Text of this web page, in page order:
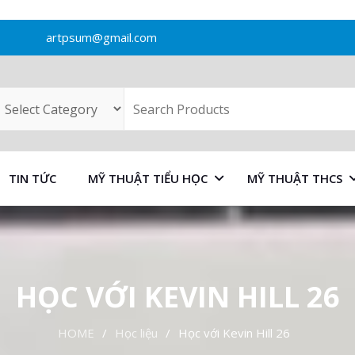
artpsum@gmail.com
TIN TỨC MỸ THUẬT TIỂU HỌC MỸ THUẬT THCS
HỌC VỚI KEVIN HILL 26
HOME Học liệu Học với Kevin Hill 26